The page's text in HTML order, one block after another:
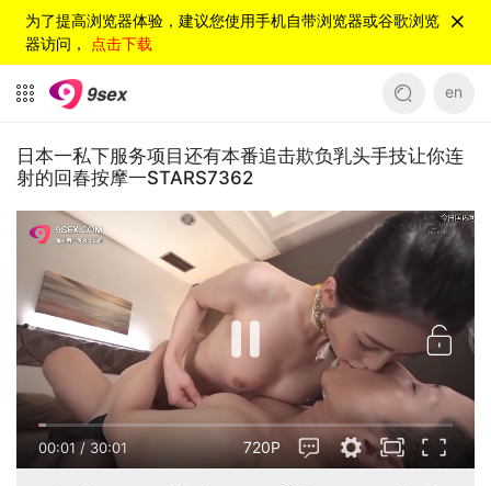
为了提高浏览器体验，建议您使用手机自带浏览器或谷歌浏览
器访问， 点击下载
en
日本一私下服务项目还有本番追击欺负乳头手技让你连
射的回春按摩一STARS7362
00:01 / 30:01 720P